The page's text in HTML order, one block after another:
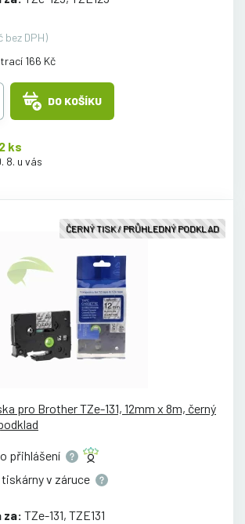
bez DPH)
166 Kč
DO KOŠÍKU
ks
8. u vás
ČERNÝ TISK / PRŮHLEDNÝ PODKLAD
pro Brother TZe-131, 12mm x 8m, černý
přihlášení
v záruce
za: TZe-131, TZE131